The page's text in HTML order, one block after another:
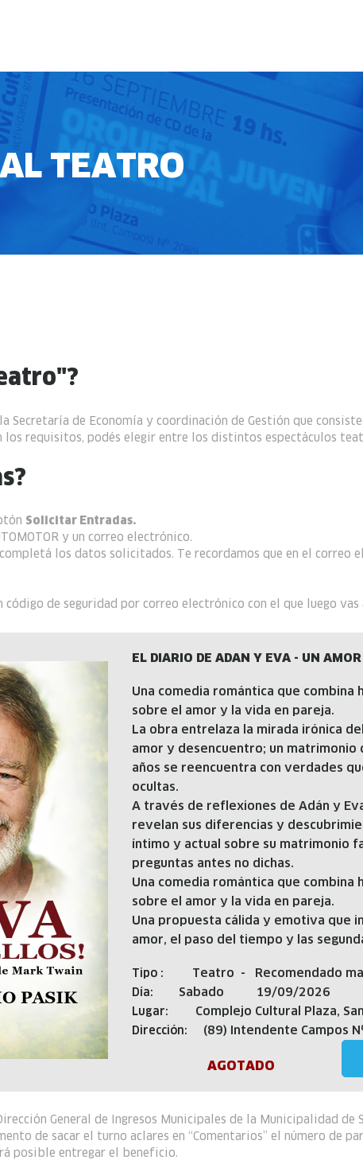
TEATRO
Secretaría de Economía y coordinación de Gestión que
los requisitos, podés elegir entre los distintos espectáculos
Solicitar Entradas.
y un correo electrónico.
los datos solicitados. Te recordamos que en el correo
de seguridad por correo electrónico con el que luego
EL DIARIO DE ADAN Y EVA - UN
Una comedia romántica que
sobre el amor y la vida en pareja.
La obra entrelaza la mirada irónica
amor y desencuentro; un matrimonio
años se reencuentra con verdades
ocultas.
A través de reflexiones de Adán y
revelan sus diferencias y
íntimo y actual sobre su matrimonio
preguntas antes no dichas.
Una comedia romántica que
sobre el amor y la vida en pareja.
Una propuesta cálida y emotiva que
amor, el paso del tiempo y las
Tipo : Teatro - Recomendado
Día:
Sabado 19/09/2026
Lugar: Complejo Cultural Plaza,
Dirección: (89) Intendente Campos
AGOTADO
General de Ingresos Municipales de la Municipalidad de
de sacar el turno aclares en “Comentarios” el número de
posible entregar el beneficio.